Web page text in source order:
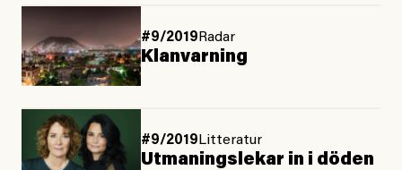
#9/2019 Radar
Klanvarning
#9/2019 Litteratur
Utmaningslekar in i döden